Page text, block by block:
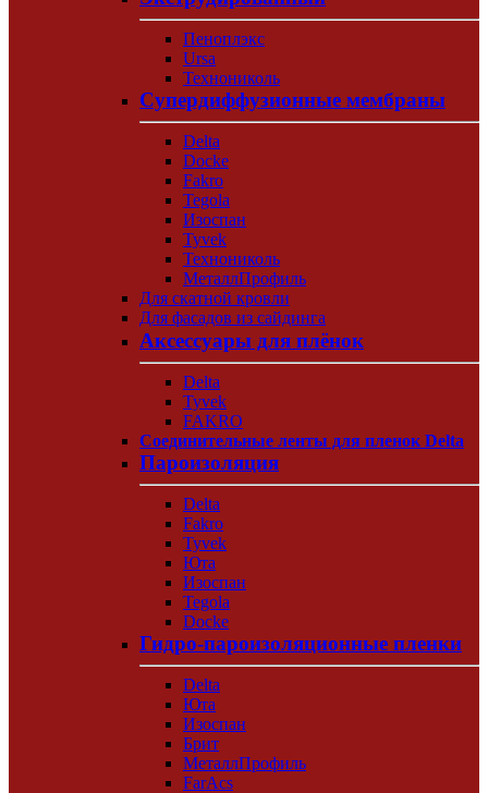
Пеноплэкс
Ursa
Технониколь
Супердиффузионные мембраны
Delta
Docke
Fakro
Tegola
Изоспан
Tyvek
Технониколь
МеталлПрофиль
Для скатной кровли
Для фасадов из сайдинга
Аксессуары для плёнок
Delta
Tyvek
FAKRO
Соединительные ленты для пленок Delta
Пароизоляция
Delta
Fakro
Tyvek
Юта
Изоспан
Tegola
Docke
Гидро-пароизоляционные пленки
Delta
Юта
Изоспан
Брит
МеталлПрофиль
FarAcs